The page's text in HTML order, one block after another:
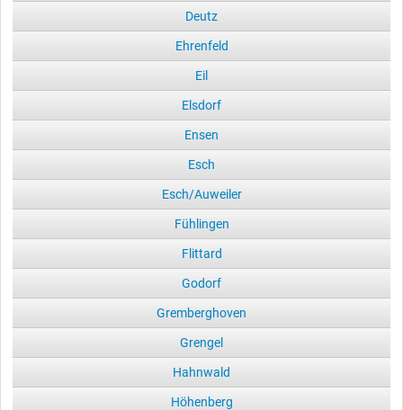
Deutz
Ehrenfeld
Eil
Elsdorf
Ensen
Esch
Esch/Auweiler
Fühlingen
Flittard
Godorf
Gremberghoven
Grengel
Hahnwald
Höhenberg